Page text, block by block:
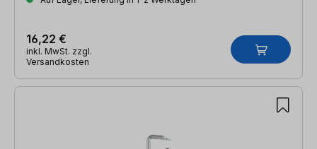
16,22 €
inkl. MwSt. zzgl.
Versandkosten